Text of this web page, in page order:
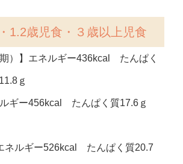
1.2歳児食・３歳以上児食
期）】エネルギー436kcal たんぱく
ｇ
ルギー456kcal たんぱく質17.6ｇ
ネルギー526kcal たんぱく質20.7